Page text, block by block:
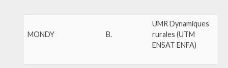
MONDY B.
UMR Dynamiques
rurales (UTM
ENSAT ENFA)